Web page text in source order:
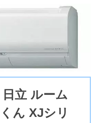
日立 ルーム
ん XJシリ